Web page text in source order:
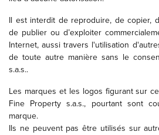
Il est interdit de reproduire, de copier,
de publier ou d’exploiter
Internet, aussi travers l'utilisation
de toute autre manière sans le
s.a.s..
Les marques et les logos figurant sur
Fine Property s.a.s., pourtant sont
marque.
Ils ne peuvent pas être utilisés sur